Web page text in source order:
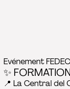
Evénement FEDEC
✨
📍 La Central del